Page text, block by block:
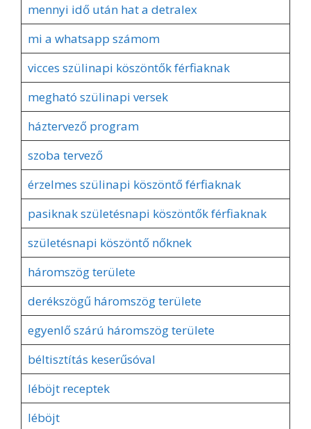
mennyi idő után hat a detralex
mi a whatsapp számom
vicces szülinapi köszöntők férfiaknak
megható szülinapi versek
háztervező program
szoba tervező
érzelmes szülinapi köszöntő férfiaknak
pasiknak születésnapi köszöntők férfiaknak
születésnapi köszöntő nőknek
háromszög területe
derékszögű háromszög területe
egyenlő szárú háromszög területe
béltisztítás keserűsóval
léböjt receptek
léböjt